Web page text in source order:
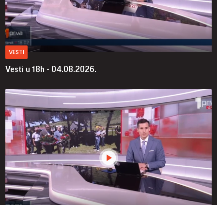
VESTI
Vesti u 18h - 04.08.2026.